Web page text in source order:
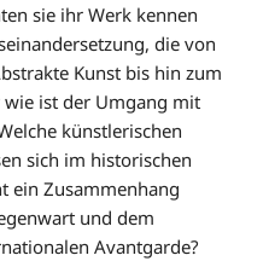
sie ihr Werk kennen
die von
Kunst bis hin zum
ist der Umgang mit
künstlerischen
sich im historischen
ein Zusammenhang
und dem
Avantgarde?